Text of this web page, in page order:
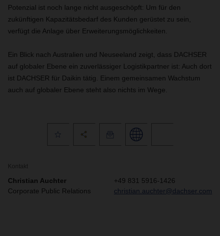
Potenzial ist noch lange nicht ausgeschöpft: Um für den
zukünftigen Kapazitätsbedarf des Kunden gerüstet zu sein,
verfügt die Anlage über Erweiterungsmöglichkeiten.
Ein Blick nach Australien und Neuseeland zeigt, dass DACHSER
auf globaler Ebene ein zuverlässiger Logistikpartner ist: Auch dort
ist DACHSER für Daikin tätig. Einem gemeinsamen Wachstum
auch auf globaler Ebene steht also nichts im Wege.
Kontakt
Christian Auchter
Corporate Public Relations
+49 831 5916-1426
christian.auchter@dachser.com